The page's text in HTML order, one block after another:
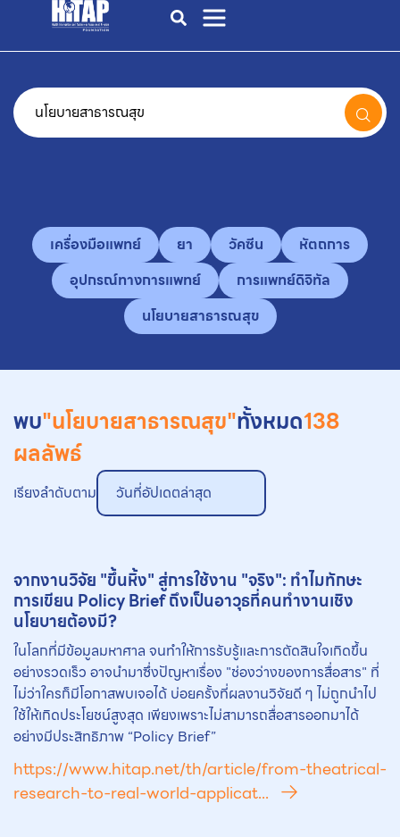
เครื่องมือแพทย์ ยา วัคซีน
หัตถการ
อุปกรณ์ทางการแพทย์
การแพทย์ดิจิทัล
นโยบายสาธารณสุข
พบ"นโยบายสาธารณสุข"ทั้งหมด138
ผลลัพธ์
เรียงลำดับตาม วันที่อัปเดตล่าสุด
จากงานวิจัย "ขึ้นหิ้ง" สู่การใช้งาน "จริง": ทำไมทักษะ
การเขียน Policy Brief ถึงเป็นอาวุธที่คนทำงานเชิง
นโยบายต้องมี?
ในโลกที่มีข้อมูลมหาศาล จนทำให้การรับรู้และการตัดสินใจเกิดขึ้น
อย่างรวดเร็ว อาจนำมาซึ่งปัญหาเรื่อง "ช่องว่างของการสื่อสาร" ที่
ไม่ว่าใครก็มีโอกาสพบเจอได้ บ่อยครั้งที่ผลงานวิจัยดี ๆ ไม่ถูกนำไป
ใช้ให้เกิดประโยชน์สูงสุด เพียงเพราะไม่สามารถสื่อสารออกมาได้
อย่างมีประสิทธิภาพ “Policy Brief”
https://www.hitap.net/th/article/from-theatrical-
research-to-real-world-applicat...